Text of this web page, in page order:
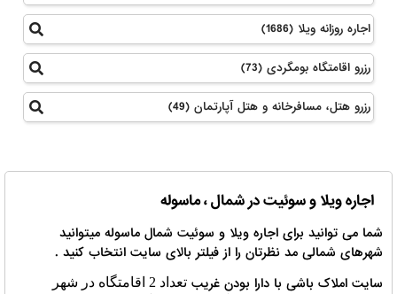
اجاره روزانه ویلا (1686)
رزرو اقامتگاه بومگردی (73)
رزرو هتل، مسافرخانه و هتل آپارتمان (49)
اجاره ویلا و سوئیت در شمال ، ماسوله
شما می توانید برای اجاره ویلا و سوئیت شمال ماسوله میتوانید
شهرهای شمالی مد نظرتان را از فیلتر بالای سایت انتخاب کنید .
سایت املاک باشی با دارا بودن غریب
تعداد 2 اقامتگاه در شهر